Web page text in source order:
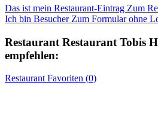
Das ist mein Restaurant-Eintrag Zum
Ich bin Besucher Zum Formular ohne
Restaurant Restaurant Tobis
empfehlen:
Restaurant Favoriten (0)